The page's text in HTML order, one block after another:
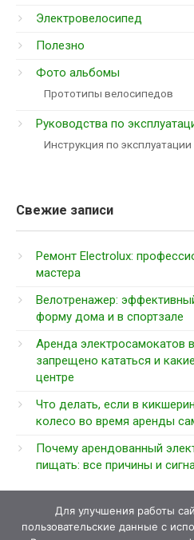
Электровелосипед
Полезно
Фото альбомы
Прототипы велосипедов
Руководства по
Инструкция по эксплуатации
Свежие записи
Ремонт Electrolux:
мастера
Велотренажер:
форму дома и в спортзале
Аренда электросамокатов
запрещено кататься и
центре
Что делать, если в
колесо во время аренды
Почему арендованный
пищать: все причины и
Для улучшения работы
пользовательские данные с